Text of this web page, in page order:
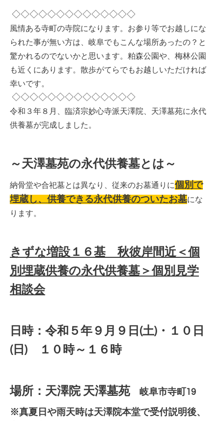
◇◇◇◇◇◇◇◇◇◇◇◇◇◇
風情ある寺町の寺院になります。お参り等でお越しにな
られた事が無い方は、岐阜でもこんな場所あったの？と
驚かれるのでないかと思います。粕森公園や、梅林公園
も近くにあります。散歩がてらでもお越しいただければ
幸いです。
◇◇◇◇◇◇◇◇◇◇◇◇◇◇
令和３年８月、臨済宗妙心寺派天澤院、天澤墓苑に永代
供養墓が完成しました。
～天澤墓苑の永代供養墓とは～
納骨堂や合祀墓とは異なり、従来のお墓通りに個別で
埋蔵し、供養できる永代供養のついたお墓にな
ります。
きずな増設１６基 秋彼岸間近＜個
別埋蔵供養の永代供養墓＞個別見学
相談会
日時：令和５年９月９日(土)・１０日
(日) １０時～１６時
場所：天澤院 天澤墓苑 岐阜市寺町19
※真夏日や雨天時は天澤院本堂で受付説明後、